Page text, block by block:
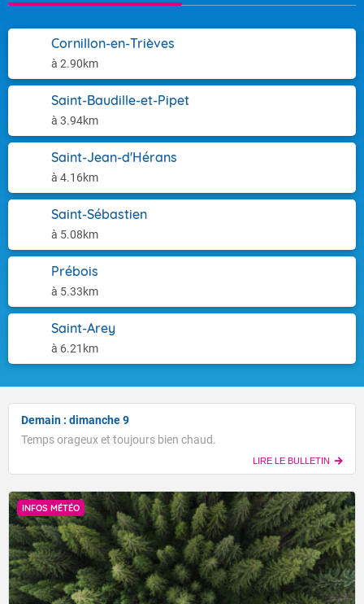
Cornillon-en-Trièves
à 2.90km
Saint-Baudille-et-Pipet
à 3.94km
Saint-Jean-d'Hérans
à 4.16km
Saint-Sébastien
à 5.08km
Prébois
à 5.33km
Saint-Arey
à 6.21km
Demain : dimanche 9
Temps orageux et toujours bien chaud.
LIRE LE BULLETIN
INFOS MÉTÉO